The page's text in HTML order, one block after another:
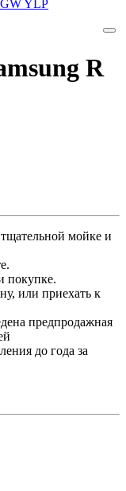
R
мойке и
покупке.
или приехать к
предпродажная
до года за